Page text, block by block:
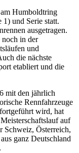
Humboldtring
1) und Serie statt.
ausgetragen.
noch in der
und
die nächste
etabliert und die
mit den jährlich
Rennfahrzeuge
wird, hat
auf
Schweiz, Österreich,
ganz Deutschland